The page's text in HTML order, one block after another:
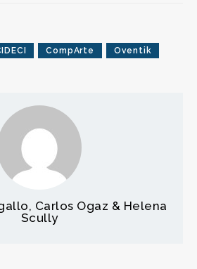
CompArte Oventik
Carlos Ogaz & Helena
Scully